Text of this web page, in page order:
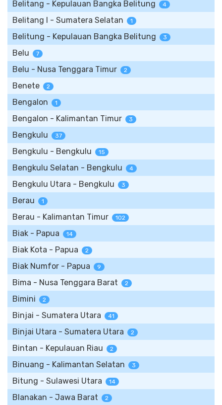
Belitang - Kepulauan Bangka Belitung 4
Belitang I - Sumatera Selatan 1
Belitung - Kepulauan Bangka Belitung 3
Belu 7
Belu - Nusa Tenggara Timur 2
Benete 2
Bengalon 1
Bengalon - Kalimantan Timur 3
Bengkulu 37
Bengkulu - Bengkulu 15
Bengkulu Selatan - Bengkulu 4
Bengkulu Utara - Bengkulu 3
Berau 1
Berau - Kalimantan Timur 102
Biak - Papua 14
Biak Kota - Papua 2
Biak Numfor - Papua 9
Bima - Nusa Tenggara Barat 2
Bimini 2
Binjai - Sumatera Utara 41
Binjai Utara - Sumatera Utara 2
Bintan - Kepulauan Riau 2
Binuang - Kalimantan Selatan 3
Bitung - Sulawesi Utara 14
Blanakan - Jawa Barat 2